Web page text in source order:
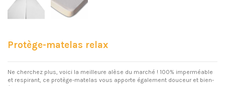
Protège-matelas relax
Ne cherchez plus, voici la meilleure alèse du marché ! 100% imperméable
et respirant, ce protège-matelas vous apporte également douceur et bien-